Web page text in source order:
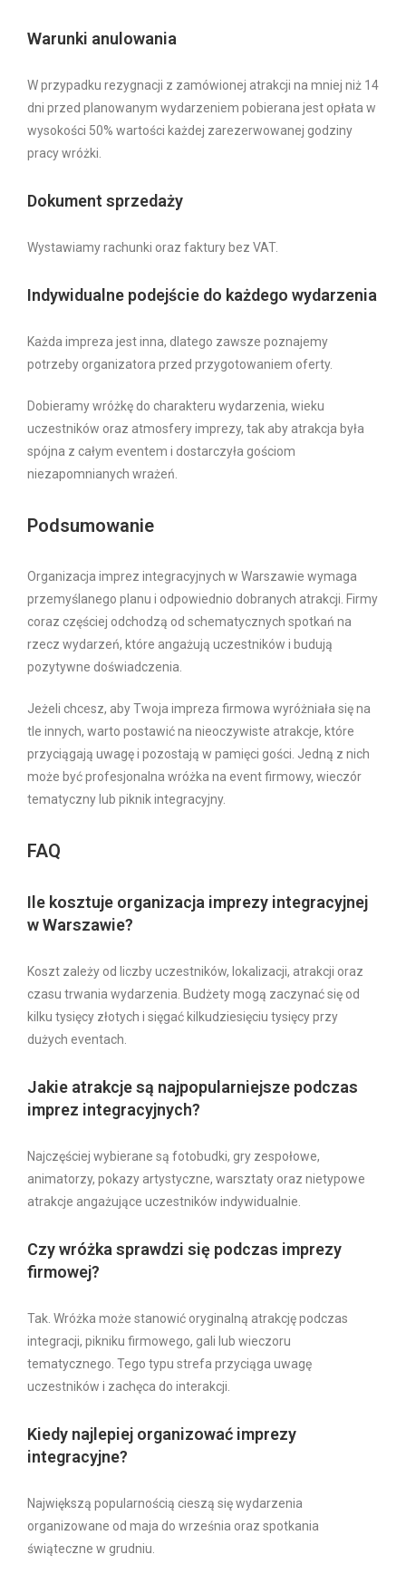
Warunki anulowania
W przypadku rezygnacji z zamówionej atrakcji na mniej niż 14
dni przed planowanym wydarzeniem pobierana jest opłata w
wysokości 50% wartości każdej zarezerwowanej godziny
pracy wróżki.
Dokument sprzedaży
Wystawiamy rachunki oraz faktury bez VAT.
Indywidualne podejście do każdego wydarzenia
Każda impreza jest inna, dlatego zawsze poznajemy
potrzeby organizatora przed przygotowaniem oferty.
Dobieramy wróżkę do charakteru wydarzenia, wieku
uczestników oraz atmosfery imprezy, tak aby atrakcja była
spójna z całym eventem i dostarczyła gościom
niezapomnianych wrażeń.
Podsumowanie
Organizacja imprez integracyjnych w Warszawie wymaga
przemyślanego planu i odpowiednio dobranych atrakcji. Firmy
coraz częściej odchodzą od schematycznych spotkań na
rzecz wydarzeń, które angażują uczestników i budują
pozytywne doświadczenia.
Jeżeli chcesz, aby Twoja impreza firmowa wyróżniała się na
tle innych, warto postawić na nieoczywiste atrakcje, które
przyciągają uwagę i pozostają w pamięci gości. Jedną z nich
może być profesjonalna wróżka na event firmowy, wieczór
tematyczny lub piknik integracyjny.
FAQ
Ile kosztuje organizacja imprezy integracyjnej
w Warszawie?
Koszt zależy od liczby uczestników, lokalizacji, atrakcji oraz
czasu trwania wydarzenia. Budżety mogą zaczynać się od
kilku tysięcy złotych i sięgać kilkudziesięciu tysięcy przy
dużych eventach.
Jakie atrakcje są najpopularniejsze podczas
imprez integracyjnych?
Najczęściej wybierane są fotobudki, gry zespołowe,
animatorzy, pokazy artystyczne, warsztaty oraz nietypowe
atrakcje angażujące uczestników indywidualnie.
Czy wróżka sprawdzi się podczas imprezy
firmowej?
Tak. Wróżka może stanowić oryginalną atrakcję podczas
integracji, pikniku firmowego, gali lub wieczoru
tematycznego. Tego typu strefa przyciąga uwagę
uczestników i zachęca do interakcji.
Kiedy najlepiej organizować imprezy
integracyjne?
Największą popularnością cieszą się wydarzenia
organizowane od maja do września oraz spotkania
świąteczne w grudniu.